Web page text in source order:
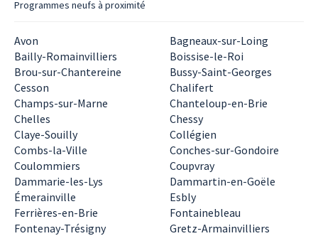
Programmes neufs à proximité
Avon
Bagneaux-sur-Loing
Bailly-Romainvilliers
Boissise-le-Roi
Brou-sur-Chantereine
Bussy-Saint-Georges
Cesson
Chalifert
Champs-sur-Marne
Chanteloup-en-Brie
Chelles
Chessy
Claye-Souilly
Collégien
Combs-la-Ville
Conches-sur-Gondoire
Coulommiers
Coupvray
Dammarie-les-Lys
Dammartin-en-Goële
Émerainville
Esbly
Ferrières-en-Brie
Fontainebleau
Fontenay-Trésigny
Gretz-Armainvilliers